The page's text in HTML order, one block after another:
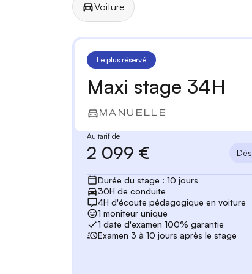
Voiture
Le plus réservé
Maxi stage 34H
MANUELLE
Au tarif de
2 099 € Dès
Durée du stage : 10 jours
30H de conduite
4H d'écoute pédagogique en voiture
1 moniteur unique
1 date d'examen 100% garantie
Examen 3 à 10 jours après le stage